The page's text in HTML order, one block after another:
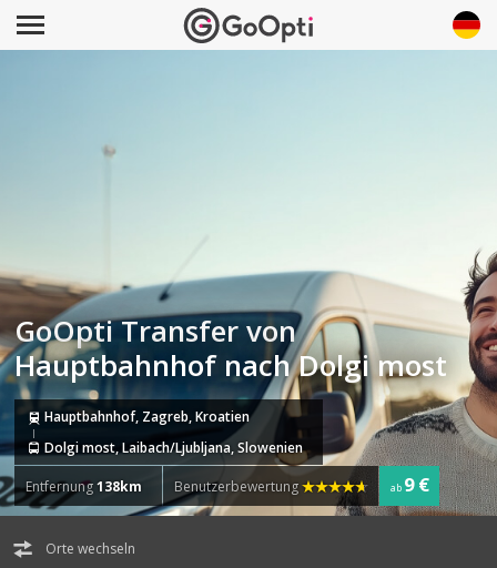
GoOpti Transfer von
Hauptbahnhof nach Dolgi most
Hauptbahnhof, Zagreb, Kroatien
Dolgi most, Laibach/Ljubljana, Slowenien
Entfernung138km Benutzerbewertung ab 9 €
Orte wechseln